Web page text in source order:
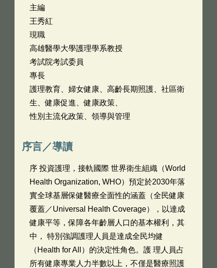
主編
王秀紅
現職
高雄醫學大學護理學系教授
考試院考試委員
專長
護理教育、婦女健康、高齡長期照護、社區衛
生、健康促進、健康政策、
性別主流化政策、領導與管理
序言／導讀
序 投資護理，接軌國際 世界衛生組織（World
Health Organization, WHO）預定於2030年落
實全球基層保健醫療全面性的涵蓋（全民健康
覆蓋／Universal Health Coverage），以達成
健康平等，保障各年齡層人口的基本權利，其
中， 特別強調護理人員是達成全民均健
（Health for All）的決定性角色。護 理人員占
所有健康專業人力半數以上，不僅是醫療照護